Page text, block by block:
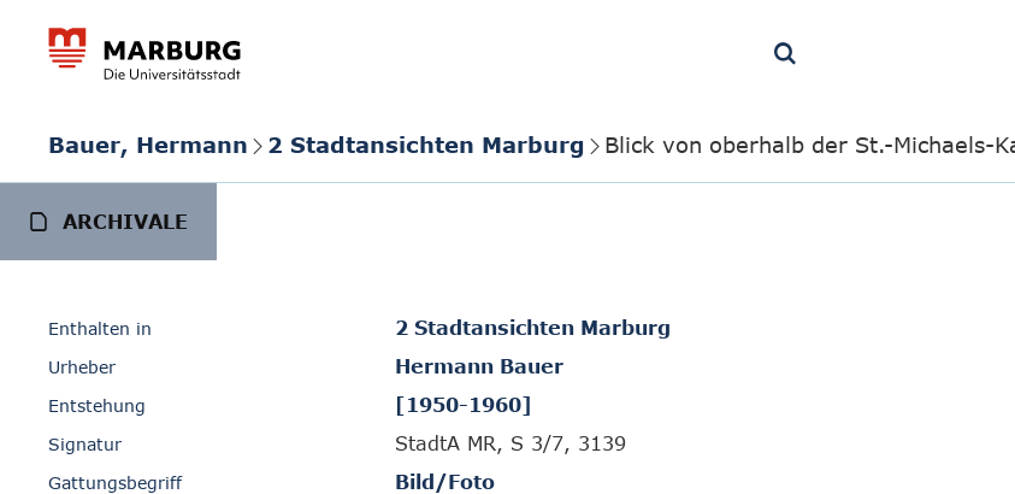
Bauer, Hermann 2 Stadtansichten Marburg Blick von oberhalb der St.-Michaels-
ARCHIVALE
Enthalten in 2 Stadtansichten Marburg
Urheber Hermann Bauer
Entstehung [1950-1960]
Signatur StadtA MR, S 3/7, 3139
Gattungsbegriff Bild/Foto